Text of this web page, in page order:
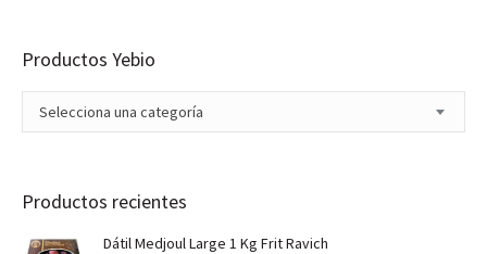
Productos Yebio
Selecciona una categoría
Productos recientes
Dátil Medjoul Large 1 Kg Frit Ravich